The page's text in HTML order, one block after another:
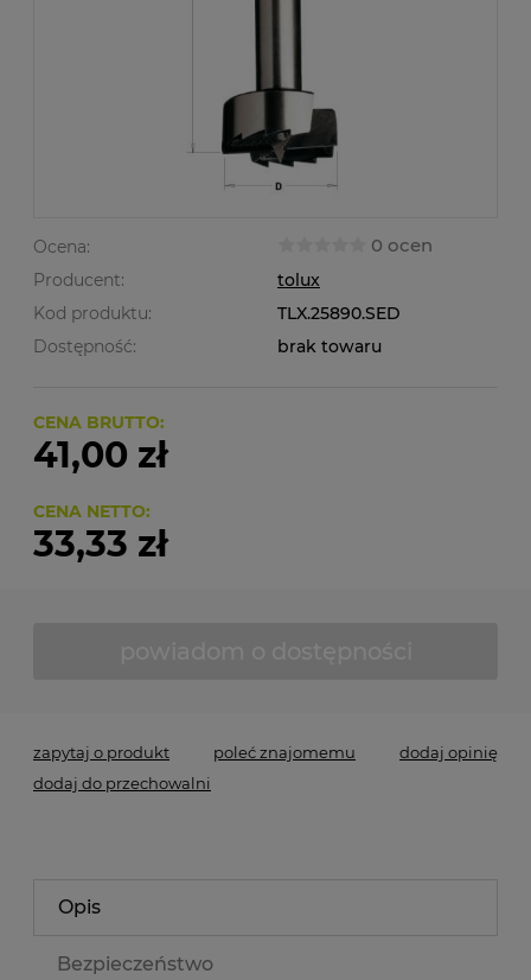
Ocena: 0 ocen
Producent:
tolux
Kod produktu:
TLX.25890.SED
Dostępność:
brak towaru
CENA BRUTTO:
41,00 zł
CENA NETTO:
33,33 zł
zapytaj o produkt poleć znajomemu
dodaj opinię
dodaj do przechowalni
Opis
Bezpieczeństwo